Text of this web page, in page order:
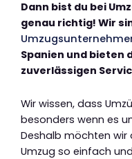
Dann bist du bei
genau richtig! Wir
Spanien und bieten
zuverlässigen
Wir wissen, dass
besonders wenn es
Deshalb möchten wir
Umzug so einfach